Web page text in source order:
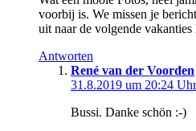
voorbij is. We missen je
uit naar de volgende vakanties
Antworten
René van der Voorden
31.8.2019 um 20:24 Uhr
Bussi. Danke schön :-)